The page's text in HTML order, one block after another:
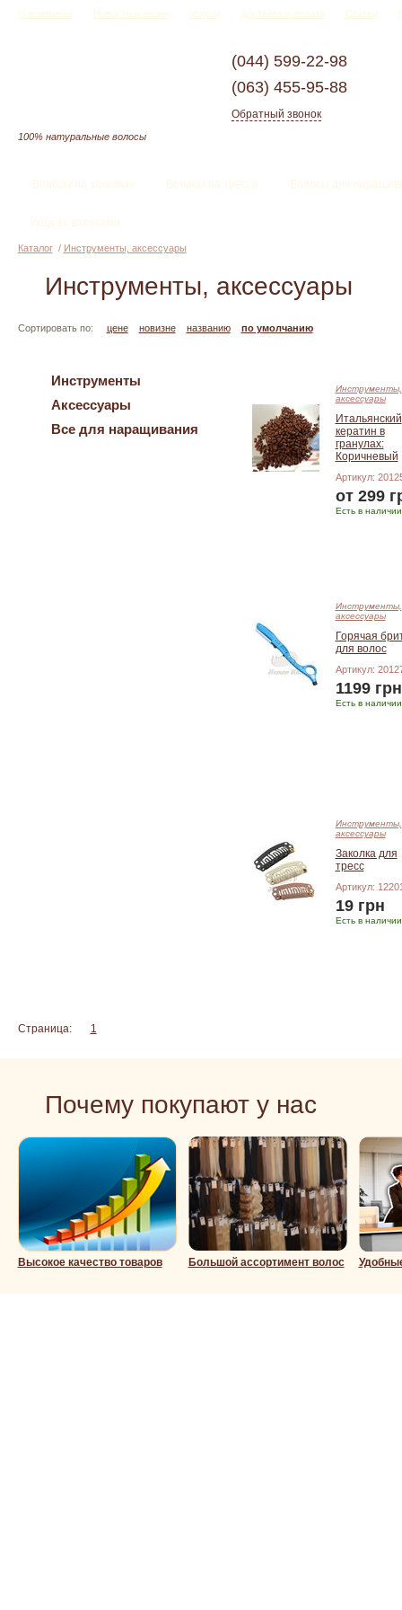
О компании Новости и акции Услуги Доставка и оплата Статьи
100% натуральные волосы
(044) 599-22-98
(063) 455-95-88
Обратный звонок
Волосы на заколках Волосы на трессе Волосы для
Уход за волосами
Каталог/ Инструменты, аксессуары
Инструменты, аксессуары
Сортировать по: цене новизне названию по умолчанию
Инструменты
Аксессуары
Все для наращивания
Инструменты,
аксессуары
Итальянский
кератин в
гранулах:
Коричневый
Артикул:
от 299
Есть в наличии
Инструменты,
аксессуары
Горячая
для волос
Артикул:
1199 грн
Есть в наличии
Инструменты,
аксессуары
Заколка для
тресс
Артикул:
19 грн
Есть в наличии
Страница: 1
Почему покупают у нас
Высокое качество товаров Большой ассортимент волос